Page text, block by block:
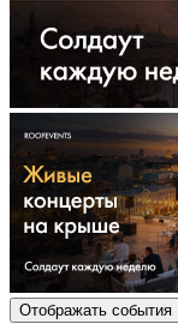
Отображать события